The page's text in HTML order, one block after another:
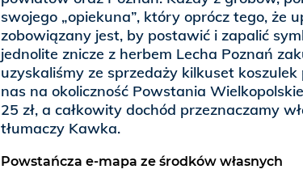
swojego „opiekuna”, który oprócz tego, że
zobowiązany jest, by postawić i zapalić
jednolite znicze z herbem Lecha Poznań
uzyskaliśmy ze sprzedaży kilkuset
nas na okoliczność Powstania
25 zł, a całkowity dochód przeznaczamy
tłumaczy Kawka.
Powstańcza e-mapa ze środków własnych